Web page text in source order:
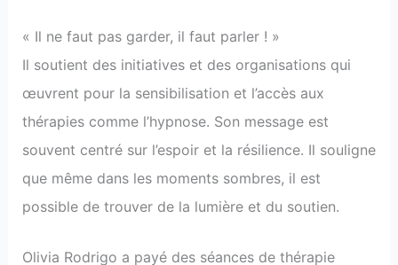
« Il ne faut pas garder, il faut parler ! »
Il soutient des initiatives et des organisations qui
œuvrent pour la sensibilisation et l’accès aux
thérapies comme l’hypnose. Son message est
souvent centré sur l’espoir et la résilience. Il souligne
que même dans les moments sombres, il est
possible de trouver de la lumière et du soutien.
Olivia Rodrigo a payé des séances de thérapie